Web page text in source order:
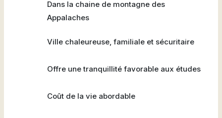
Dans la chaine de montagne des
Appalaches
Ville chaleureuse, familiale et sécuritaire
Offre une tranquillité favorable aux études
Coût de la vie abordable